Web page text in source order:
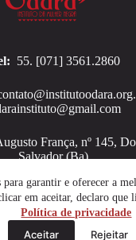
para garantir e oferecer a
em aceitar, declaro que
Política de privacidade
Aceitar Rejeitar
55. [071] 3561.2860
França, nº 145,
Salvador (Ba).